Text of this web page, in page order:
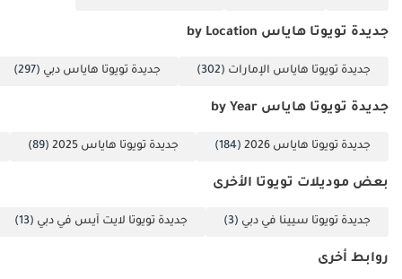
جديدة تويوتا هاياس by Location
جديدة تويوتا هاياس الإمارات (302) جديدة تويوتا هاياس دبي (297)
جديدة تويوتا هاياس by Year
جديدة تويوتا هاياس 2026 (184) جديدة تويوتا هاياس 2025 (89)
بعض موديلات تويوتا الأخرى
جديدة تويوتا سيينا في دبي (3) جديدة تويوتا لايت آيس في دبي (13)
روابط أخرى
لأصحاب الأعمال أو العائلات الكبيرة الباحثين عن حلول نقل موثوقة في دول
استثمارًا آمنًا بقيمة إعادة بيع لا تُضاهى. فمزيجها من سعة المقاعد
المالية في السوق الحالية.
تم إنشاء هذه الإحصاءات بواسطة الذكاء الاصطناعي اعتماداً على بيانات